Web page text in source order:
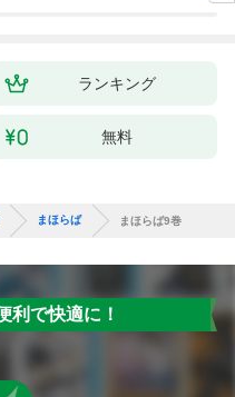
ランキング
無料
まほらば まほらば9巻
利で快適に！